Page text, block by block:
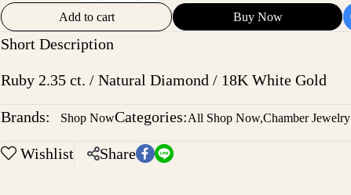
Add to cart Buy Now
Short Description
Ruby 2.35 ct. / Natural Diamond / 18K White Gold
Brands: Shop NowCategories:All Shop Now,Chamber Jewelry
Wishlist Share